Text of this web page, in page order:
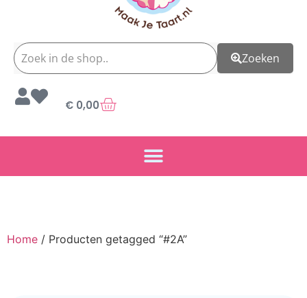
Zoeken
€ 0,00
Home / Producten getagged “#2A”